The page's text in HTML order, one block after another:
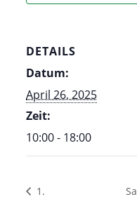
DETAILS
Datum:
April 26, 2025
Zeit:
10:00 - 18:00
1.